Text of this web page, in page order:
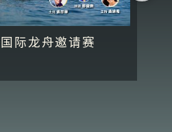
际龙舟邀请赛